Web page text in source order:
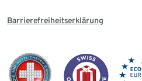
Barrierefreiheitserklärung